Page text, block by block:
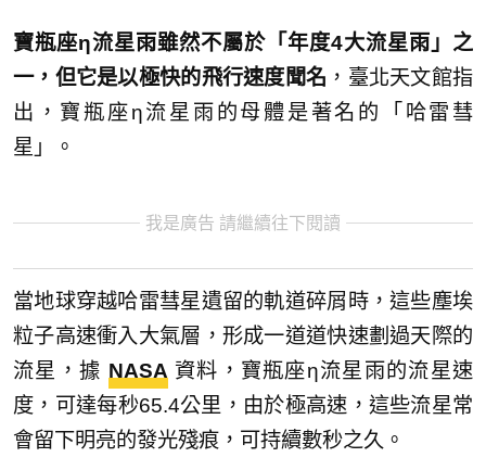
寶瓶座η流星雨雖然不屬於「年度4大流星雨」之
一，但它是以極快的飛行速度聞名 ，臺北天文館指
出，寶瓶座η流星雨的母體是著名的「哈雷彗
星」。
我是廣告 請繼續往下閱讀
當地球穿越哈雷彗星遺留的軌道碎屑時，這些塵埃
粒子高速衝入大氣層，形成一道道快速劃過天際的
流星，據 NASA 資料，寶瓶座η流星雨的流星速
度，可達每秒65.4公里，由於極高速，這些流星常
會留下明亮的發光殘痕，可持續數秒之久。